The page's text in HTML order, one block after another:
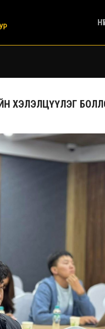
ХЭЛЭЛЦҮҮЛЭГ